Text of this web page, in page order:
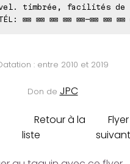
timbrée, facilités de
⊠⊠ ⊠⊠ ⊠⊠ ⊠⊠ ⊠⊠-⊠⊠ ⊠⊠ ⊠⊠
: entre 2010 et 2019
Don de JPC
Retour à la
liste
Flyer